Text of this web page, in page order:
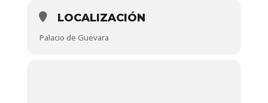
LOCALIZACIÓN
Palacio de Guevara